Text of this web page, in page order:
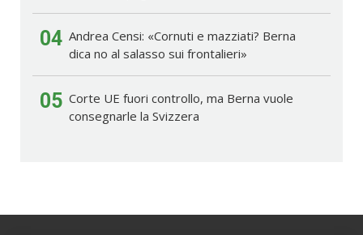
04 Andrea Censi: «Cornuti e mazziati? Berna
dica no al salasso sui frontalieri»
05 Corte UE fuori controllo, ma Berna vuole
consegnarle la Svizzera